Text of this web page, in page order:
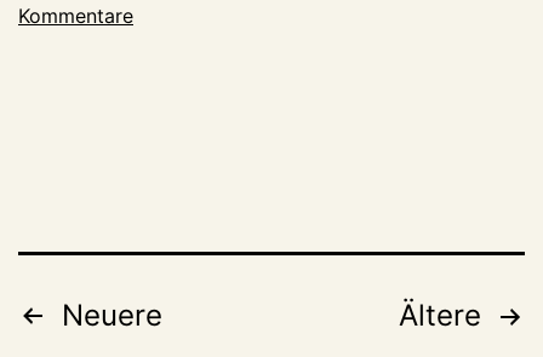
Pilates-
Kommentare
Seitennummerierung
Neuere Ältere